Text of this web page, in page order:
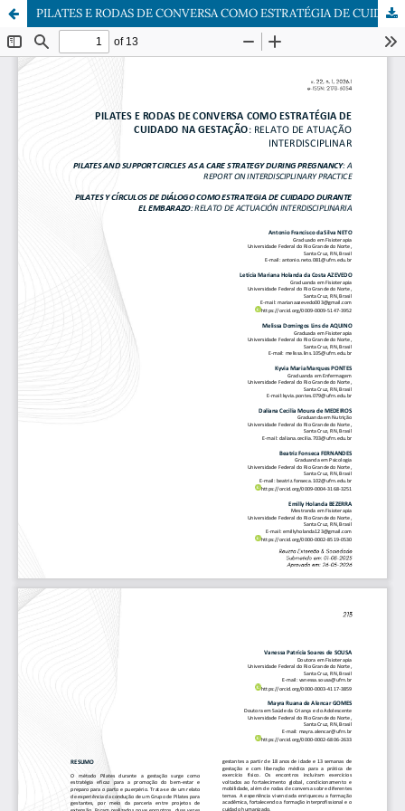
PILATES E RODAS DE CONVERSA COMO ESTRATÉGIA DE CUIDADO NA GESTAÇÃO: RELATO DE ATUAÇÃO INTERDISCIPLINAR